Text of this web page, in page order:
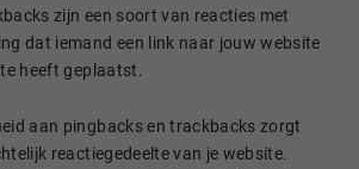
zijn een soort van reacties met
dat iemand een link naar jouw website
heeft geplaatst.
aan pingbacks en trackbacks zorgt
reactiegedeelte van je website.